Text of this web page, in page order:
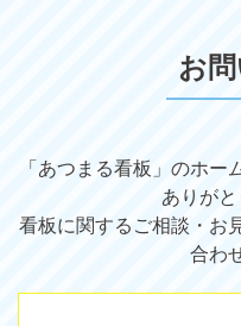
お
「あつまる看板」のホー
ありがと
看板に関するご相談・お
合わ